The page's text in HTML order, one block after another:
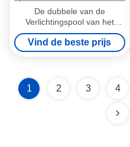
De dubbele van de
Verlichtingspool van het
Wapen Warmgewalste Staal
Verklaarde Wind Bestand
ISO 9001
Vind de beste prijs
1 2 3 4